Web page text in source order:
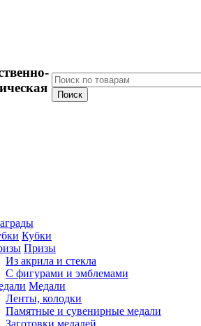
Кубки
Призы
Из акрила и стекла
С фигурами и эмблемами
Медали
Ленты, колодки
Памятные и сувенирные медали
Заготовки медалей